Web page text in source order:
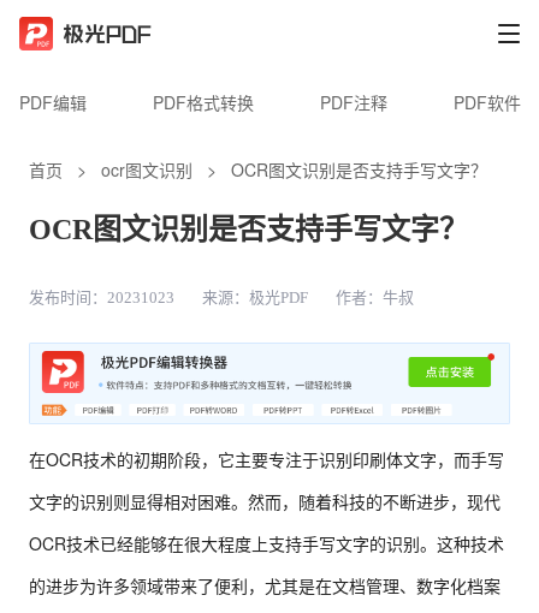
PDF编辑 PDF格式转换 PDF注释 PDF软件
首页 > ocr图文识别 > OCR图文识别是否支持手写文字？
OCR图文识别是否支持手写文字？
发布时间：20231023 来源：极光PDF 作者：牛叔
在OCR技术的初期阶段，它主要专注于识别印刷体文字，而手写
文字的识别则显得相对困难。然而，随着科技的不断进步，现代
OCR技术已经能够在很大程度上支持手写文字的识别。这种技术
的进步为许多领域带来了便利，尤其是在文档管理、数字化档案